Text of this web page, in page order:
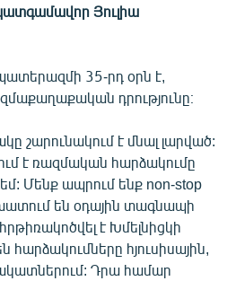
Յուլիա
35-րդ օրն է,
դրությունը։
շարունակում է մնալ լարված:
է ռազմական հարձակումը
Մենք ապրում ենք non-stop
են օդային տագնապի
է Խմելնիցկի
հարձակումները հյուսիսային,
Դրա համար